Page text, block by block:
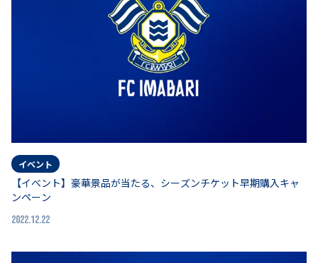
イベント
【イベント】豪華景品が当たる、シーズンチケット早期購入キャ
ンペーン
2022.12.22